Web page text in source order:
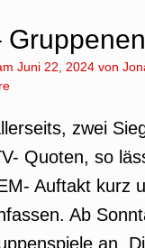
Juni 22, 2024 von
zwei
Quoten, so
Auftakt kurz
Ab
an.